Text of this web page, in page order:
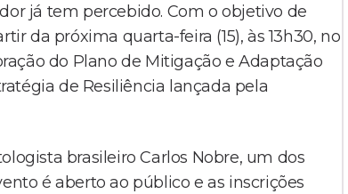
já tem percebido. Com o objetivo de
da próxima quarta-feira (15), às 13h30, no
do Plano de Mitigação e Adaptação
de Resiliência lançada pela
brasileiro Carlos Nobre, um dos
é aberto ao público e as inscrições